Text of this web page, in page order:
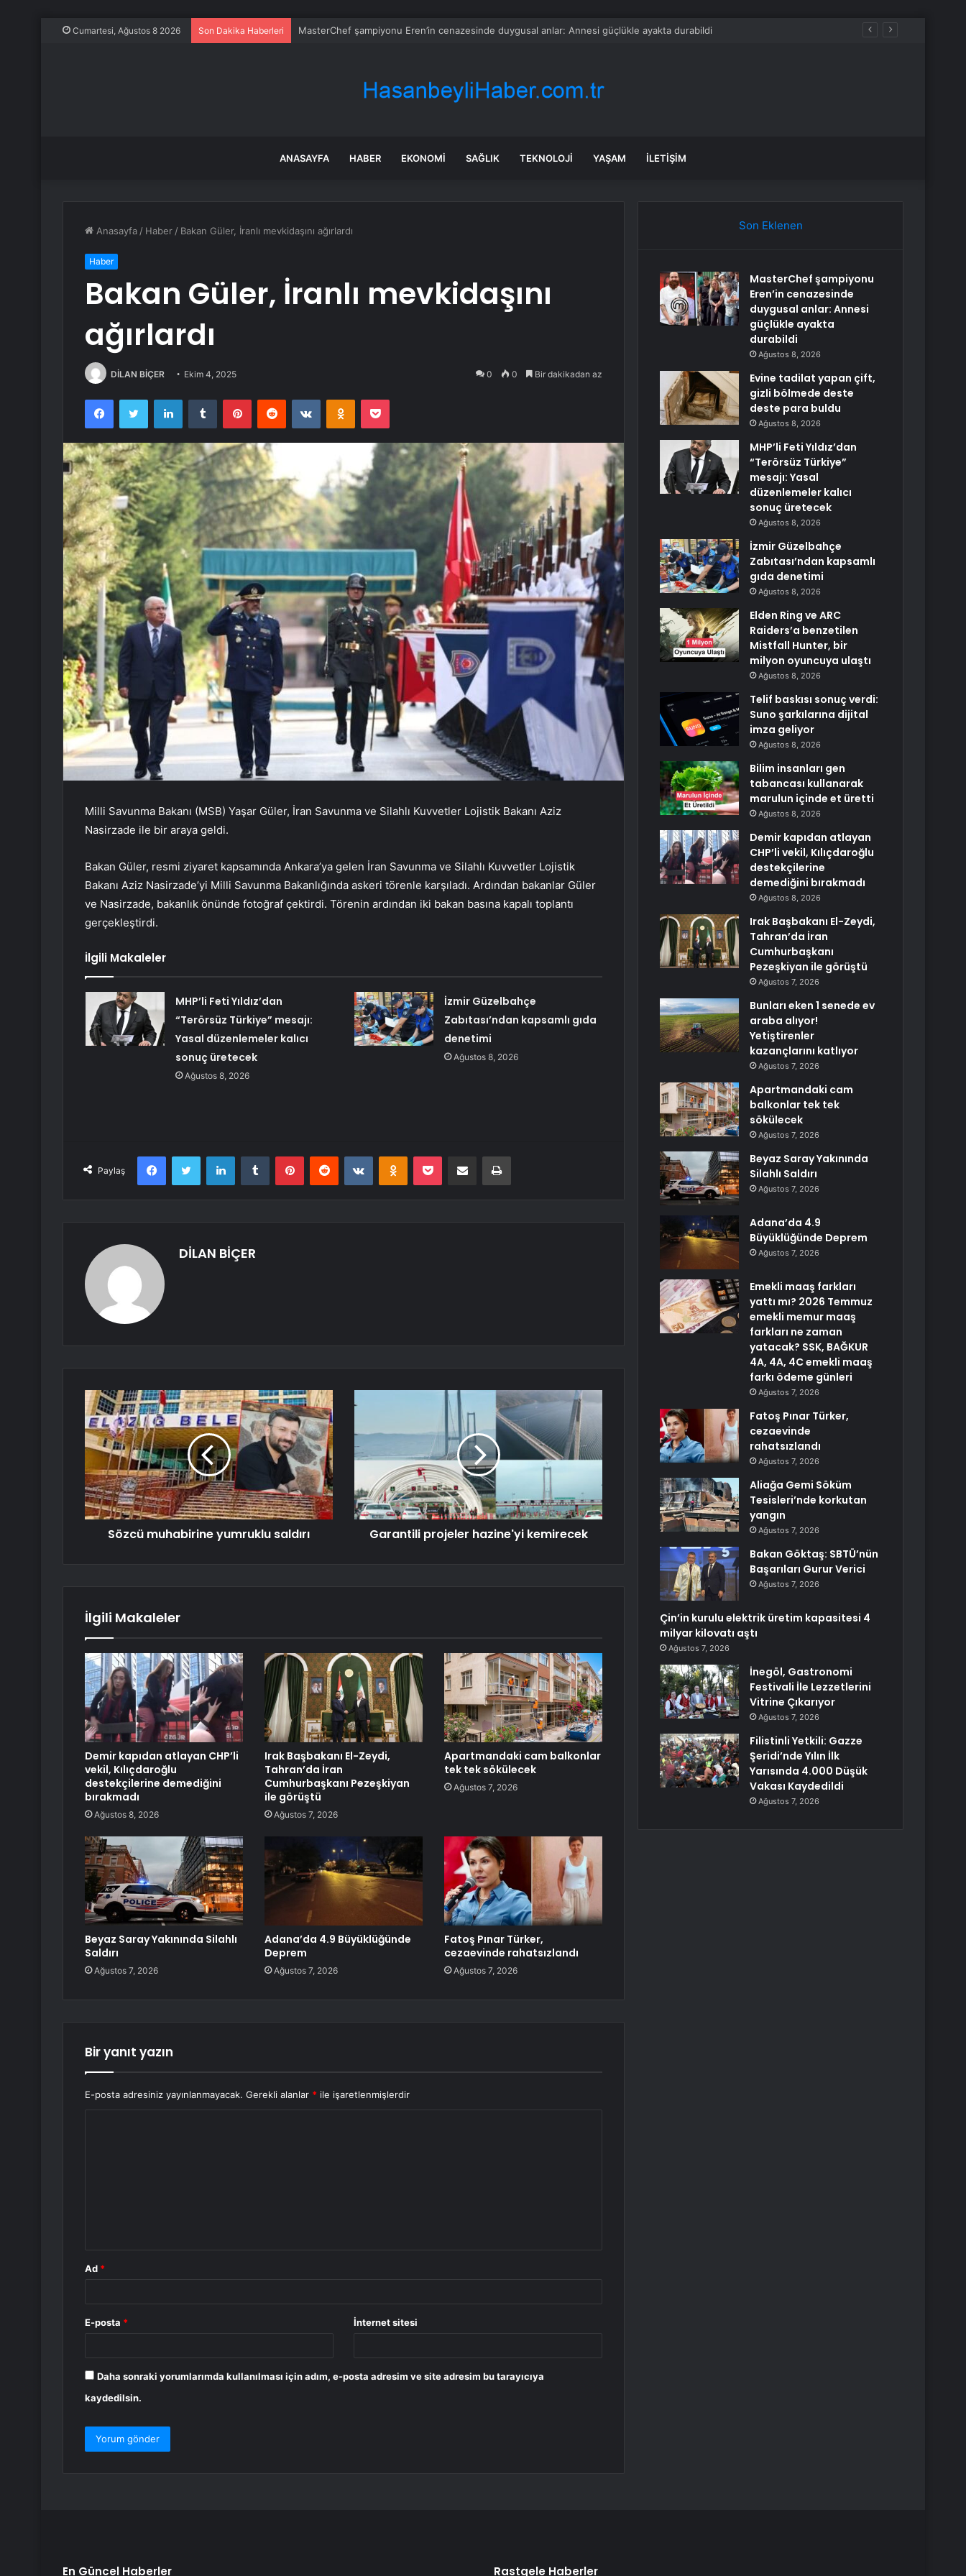
Cumartesi, Ağustos 8 2026 Son Dakika Haberleri Evine tadilat yapan çift, gizli bölmede deste deste para buldu
ANASAYFA HABER EKONOMI SAĞLIK TEKNOLOJI YAŞAM İLETIŞIM
Anasayfa / Haber / Bakan Güler, İranlı mevkidaşını ağırlardı
Haber
Bakan Güler, İranlı mevkidaşını
ağırlardı
DİLAN BİÇER Ekim 4, 2025 0 0 Bir dakikadan az
FacebookTwitter LinkedInTumblr PinterestReddit VKontakteOdnoklassniki
Pocket
Milli Savunma Bakanı (MSB) Yaşar Güler, İran Savunma ve Silahlı Kuvvetler Lojistik Bakanı Aziz
Nasirzade ile bir araya geldi.
Bakan Güler, resmi ziyaret kapsamında Ankara’ya gelen İran Savunma ve Silahlı Kuvvetler Lojistik
Bakanı Aziz Nasirzade’yi Milli Savunma Bakanlığında askeri törenle karşıladı. Ardından bakanlar Güler
ve Nasirzade, bakanlık önünde fotoğraf çektirdi. Törenin ardından iki bakan basına kapalı toplantı
gerçekleştirdi.
İlgili Makaleler
MHP’li Feti Yıldız’dan
“Terörsüz Türkiye” mesajı:
Yasal düzenlemeler kalıcı
sonuç üretecek
Ağustos 8, 2026
İzmir Güzelbahçe
Zabıtası’ndan kapsamlı gıda
denetimi
Ağustos 8, 2026
Paylaş
FacebookTwitter LinkedInTumblr PinterestReddit VKontakteOdnoklassniki
Pocket E-Posta ile paylaş Yazdır
DİLAN BİÇER
Sözcü muhabirine yumruklu saldırı Garantili projeler hazine'yi kemirecek
İlgili Makaleler
Demir kapıdan atlayan CHP’li
vekil, Kılıçdaroğlu
destekçilerine demediğini
bırakmadı
Ağustos 8, 2026
Irak Başbakanı El-Zeydi,
Tahran’da İran
Cumhurbaşkanı Pezeşkiyan
ile görüştü
Ağustos 7, 2026
Apartmandaki cam balkonlar
tek tek sökülecek
Ağustos 7, 2026
Beyaz Saray Yakınında Silahlı
Saldırı
Ağustos 7, 2026
Adana’da 4.9 Büyüklüğünde
Deprem
Ağustos 7, 2026
Fatoş Pınar Türker,
cezaevinde rahatsızlandı
Ağustos 7, 2026
Bir yanıt yazın
E-posta adresiniz yayınlanmayacak. Gerekli alanlar * ile işaretlenmişlerdir
Ad *
E-posta * İnternet sitesi
Daha sonraki yorumlarımda kullanılması için adım, e-posta adresim ve site adresim bu tarayıcıya
kaydedilsin.
Son Eklenen
MasterChef şampiyonu
Eren’in cenazesinde
duygusal anlar: Annesi
güçlükle ayakta
durabildi
Ağustos 8, 2026
Evine tadilat yapan çift,
gizli bölmede deste
deste para buldu
Ağustos 8, 2026
MHP’li Feti Yıldız’dan
“Terörsüz Türkiye”
mesajı: Yasal
düzenlemeler kalıcı
sonuç üretecek
Ağustos 8, 2026
İzmir Güzelbahçe
Zabıtası’ndan kapsamlı
gıda denetimi
Ağustos 8, 2026
Elden Ring ve ARC
Raiders’a benzetilen
Mistfall Hunter, bir
milyon oyuncuya ulaştı
Ağustos 8, 2026
Telif baskısı sonuç verdi:
Suno şarkılarına dijital
imza geliyor
Ağustos 8, 2026
Bilim insanları gen
tabancası kullanarak
marulun içinde et üretti
Ağustos 8, 2026
Demir kapıdan atlayan
CHP’li vekil, Kılıçdaroğlu
destekçilerine
demediğini bırakmadı
Ağustos 8, 2026
Irak Başbakanı El-Zeydi,
Tahran’da İran
Cumhurbaşkanı
Pezeşkiyan ile görüştü
Ağustos 7, 2026
Bunları eken 1 senede ev
araba alıyor!
Yetiştirenler
kazançlarını katlıyor
Ağustos 7, 2026
Apartmandaki cam
balkonlar tek tek
sökülecek
Ağustos 7, 2026
Beyaz Saray Yakınında
Silahlı Saldırı
Ağustos 7, 2026
Adana’da 4.9
Büyüklüğünde Deprem
Ağustos 7, 2026
Emekli maaş farkları
yattı mı? 2026 Temmuz
emekli memur maaş
farkları ne zaman
yatacak? SSK, BAĞKUR
4A, 4A, 4C emekli maaş
farkı ödeme günleri
Ağustos 7, 2026
Fatoş Pınar Türker,
cezaevinde
rahatsızlandı
Ağustos 7, 2026
Aliağa Gemi Söküm
Tesisleri’nde korkutan
yangın
Ağustos 7, 2026
Bakan Göktaş: SBTÜ’nün
Başarıları Gurur Verici
Ağustos 7, 2026
Çin’in kurulu elektrik üretim kapasitesi 4
milyar kilovatı aştı
Ağustos 7, 2026
İnegöl, Gastronomi
Festivali İle Lezzetlerini
Vitrine Çıkarıyor
Ağustos 7, 2026
Filistinli Yetkili: Gazze
Şeridi’nde Yılın İlk
Yarısında 4.000 Düşük
Vakası Kaydedildi
Ağustos 7, 2026
En Güncel Haberler Rastgele Haberler